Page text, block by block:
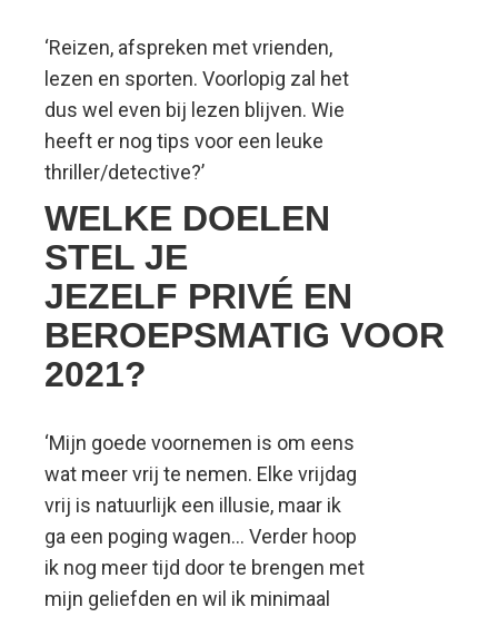
‘Reizen, afspreken met vrienden,
lezen en sporten. Voorlopig zal het
dus wel even bij lezen blijven. Wie
heeft er nog tips voor een leuke
thriller/detective?’
WELKE DOELEN
STEL JE
JEZELF PRIVÉ EN
BEROEPSMATIG VOOR
2021?
‘Mijn goede voornemen is om eens
wat meer vrij te nemen. Elke vrijdag
vrij is natuurlijk een illusie, maar ik
ga een poging wagen… Verder hoop
ik nog meer tijd door te brengen met
mijn geliefden en wil ik minimaal